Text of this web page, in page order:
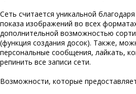
Сеть считается уникальной
показа изображений во всех
дополнительной возможностью
(функция создания досок). Также,
персональные сообщения, лайкать,
репинить все записи сети.
Возможности, которые